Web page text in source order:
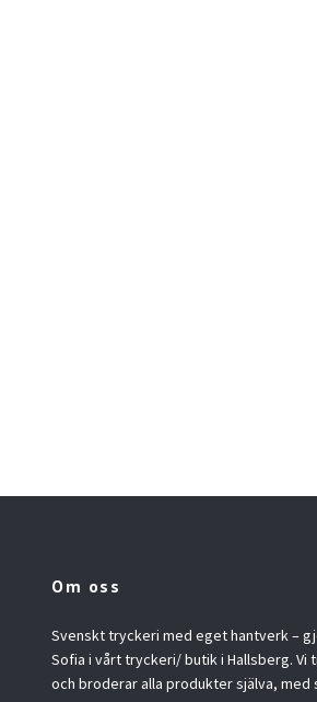
Om oss
Svenskt tryckeri med eget hantverk –
Sofia i vårt tryckeri/ butik i Hallsberg. Vi
och broderar alla produkter själva, med